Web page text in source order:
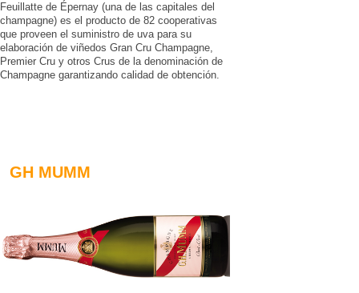
Feuillatte de Épernay (una de las capitales del
champagne) es el producto de 82 cooperativas
que proveen el suministro de uva para su
elaboración de viñedos Gran Cru Champagne,
Premier Cru y otros Crus de la denominación de
Champagne garantizando calidad de obtención.
GH MUMM